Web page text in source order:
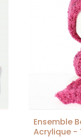
Ensemble
Acrylique -